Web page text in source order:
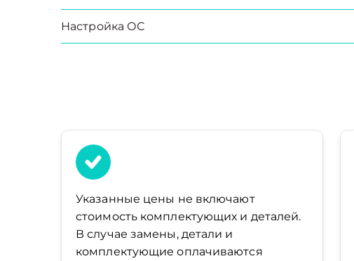
Настройка ОС
Указанные цены не включают
стоимость комплектующих и деталей.
В случае замены, детали и
комплектующие оплачиваются